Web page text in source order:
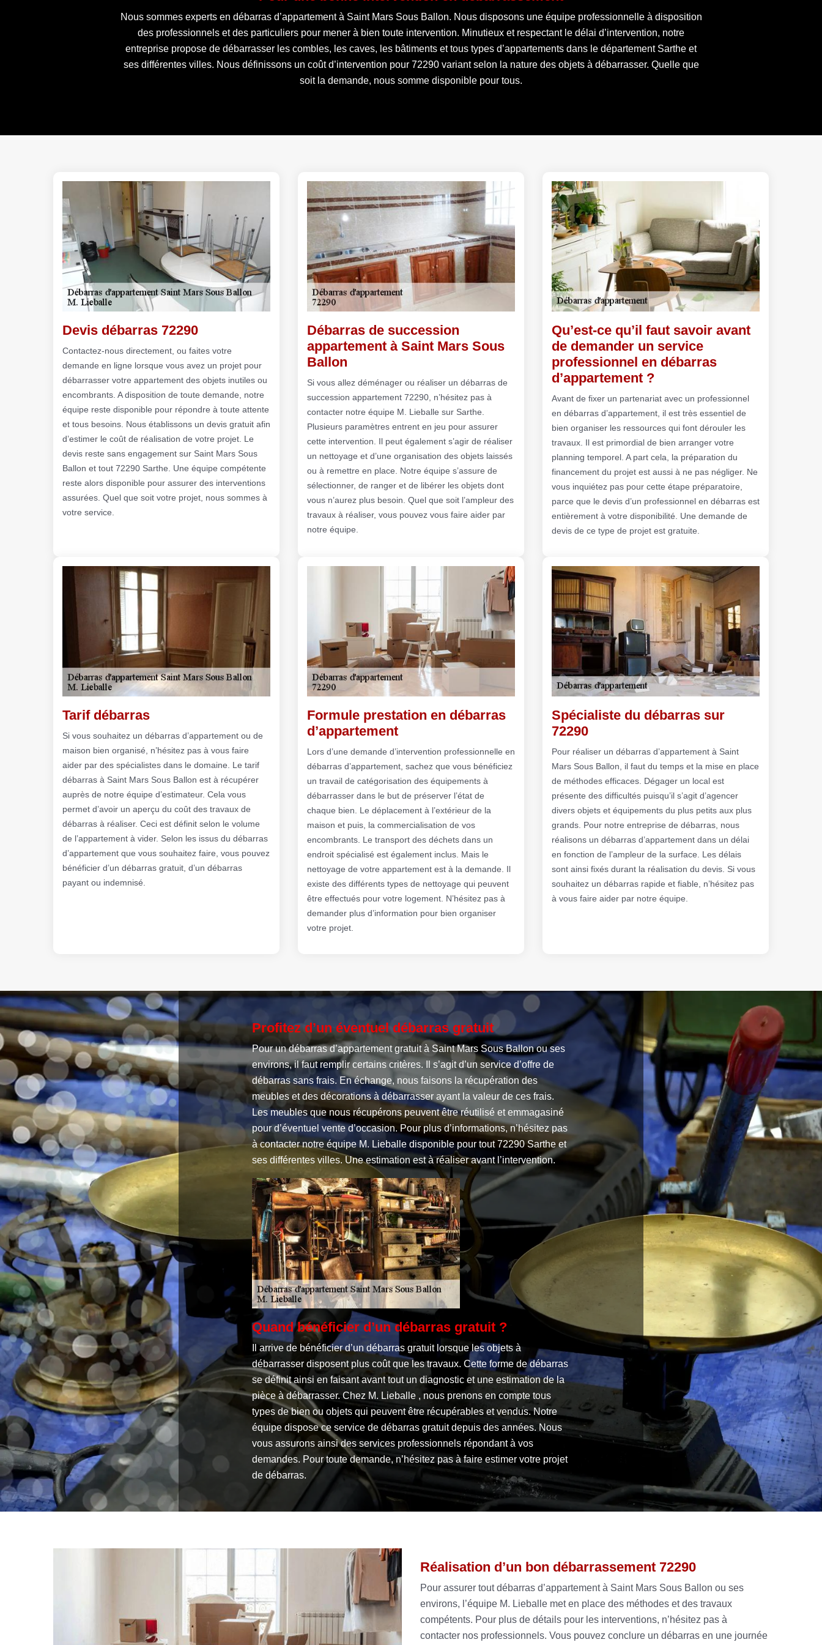
Nous sommes experts en débarras d’appartement à Saint Mars Sous Ballon. Nous disposons une équipe professionnelle à disposition
des professionnels et des particuliers pour mener à bien toute intervention. Minutieux et respectant le délai d’intervention, notre
entreprise propose de débarrasser les combles, les caves, les bâtiments et tous types d’appartements dans le département Sarthe et
ses différentes villes. Nous définissons un coût d’intervention pour 72290 variant selon la nature des objets à débarrasser. Quelle que
soit la demande, nous somme disponible pour tous.
Devis débarras 72290
Contactez-nous directement, ou faites votre
demande en ligne lorsque vous avez un projet pour
débarrasser votre appartement des objets inutiles ou
encombrants. A disposition de toute demande, notre
équipe reste disponible pour répondre à toute attente
et tous besoins. Nous établissons un devis gratuit afin
d’estimer le coût de réalisation de votre projet. Le
devis reste sans engagement sur Saint Mars Sous
Ballon et tout 72290 Sarthe. Une équipe compétente
reste alors disponible pour assurer des interventions
assurées. Quel que soit votre projet, nous sommes à
votre service.
Débarras de succession
appartement à Saint Mars Sous
Ballon
Si vous allez déménager ou réaliser un débarras de
succession appartement 72290, n’hésitez pas à
contacter notre équipe M. Lieballe sur Sarthe.
Plusieurs paramètres entrent en jeu pour assurer
cette intervention. Il peut également s’agir de réaliser
un nettoyage et d’une organisation des objets laissés
ou à remettre en place. Notre équipe s’assure de
sélectionner, de ranger et de libérer les objets dont
vous n’aurez plus besoin. Quel que soit l’ampleur des
travaux à réaliser, vous pouvez vous faire aider par
notre équipe.
Qu’est-ce qu’il faut savoir avant
de demander un service
professionnel en débarras
d’appartement ?
Avant de fixer un partenariat avec un professionnel
en débarras d’appartement, il est très essentiel de
bien organiser les ressources qui font dérouler les
travaux. Il est primordial de bien arranger votre
planning temporel. A part cela, la préparation du
financement du projet est aussi à ne pas négliger. Ne
vous inquiétez pas pour cette étape préparatoire,
parce que le devis d’un professionnel en débarras est
entièrement à votre disponibilité. Une demande de
devis de ce type de projet est gratuite.
Tarif débarras
Si vous souhaitez un débarras d’appartement ou de
maison bien organisé, n’hésitez pas à vous faire
aider par des spécialistes dans le domaine. Le tarif
débarras à Saint Mars Sous Ballon est à récupérer
auprès de notre équipe d’estimateur. Cela vous
permet d’avoir un aperçu du coût des travaux de
débarras à réaliser. Ceci est définit selon le volume
de l’appartement à vider. Selon les issus du débarras
d’appartement que vous souhaitez faire, vous pouvez
bénéficier d’un débarras gratuit, d’un débarras
payant ou indemnisé.
Formule prestation en débarras
d’appartement
Lors d’une demande d’intervention professionnelle en
débarras d’appartement, sachez que vous bénéficiez
un travail de catégorisation des équipements à
débarrasser dans le but de préserver l’état de
chaque bien. Le déplacement à l’extérieur de la
maison et puis, la commercialisation de vos
encombrants. Le transport des déchets dans un
endroit spécialisé est également inclus. Mais le
nettoyage de votre appartement est à la demande. Il
existe des différents types de nettoyage qui peuvent
être effectués pour votre logement. N’hésitez pas à
demander plus d’information pour bien organiser
votre projet.
Spécialiste du débarras sur
72290
Pour réaliser un débarras d’appartement à Saint
Mars Sous Ballon, il faut du temps et la mise en place
de méthodes efficaces. Dégager un local est
présente des difficultés puisqu’il s’agit d’agencer
divers objets et équipements du plus petits aux plus
grands. Pour notre entreprise de débarras, nous
réalisons un débarras d’appartement dans un délai
en fonction de l’ampleur de la surface. Les délais
sont ainsi fixés durant la réalisation du devis. Si vous
souhaitez un débarras rapide et fiable, n’hésitez pas
à vous faire aider par notre équipe.
Profitez d’un éventuel débarras gratuit
Pour un débarras d’appartement gratuit à Saint Mars Sous Ballon ou ses
environs, il faut remplir certains critères. Il s’agit d’un service d’offre de
débarras sans frais. En échange, nous faisons la récupération des
meubles et des décorations à débarrasser ayant la valeur de ces frais.
Les meubles que nous récupérons peuvent être réutilisé et emmagasiné
pour d’éventuel vente d’occasion. Pour plus d’informations, n’hésitez pas
à contacter notre équipe M. Lieballe disponible pour tout 72290 Sarthe et
ses différentes villes. Une estimation est à réaliser avant l’intervention.
Quand bénéficier d’un débarras gratuit ?
Il arrive de bénéficier d’un débarras gratuit lorsque les objets à
débarrasser disposent plus coût que les travaux. Cette forme de débarras
se définit ainsi en faisant avant tout un diagnostic et une estimation de la
pièce à débarrasser. Chez M. Lieballe , nous prenons en compte tous
types de bien ou objets qui peuvent être récupérables et vendus. Notre
équipe dispose ce service de débarras gratuit depuis des années. Nous
vous assurons ainsi des services professionnels répondant à vos
demandes. Pour toute demande, n’hésitez pas à faire estimer votre projet
de débarras.
Réalisation d’un bon débarrassement 72290
Pour assurer tout débarras d’appartement à Saint Mars Sous Ballon ou ses
environs, l’équipe M. Lieballe met en place des méthodes et des travaux
compétents. Pour plus de détails pour les interventions, n’hésitez pas à
contacter nos professionnels. Vous pouvez conclure un débarras en une journée